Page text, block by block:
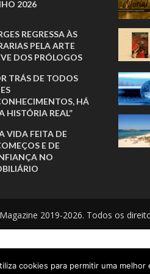
2026
REGRESSA ÀS
PELA ARTE
DOS PRÓLOGOS
TRÁS DE TODOS
HÁ
HISTÓRIA REAL”
VIDA FEITA DE
E DE
NO
2019-2026. Todos os
cookies para permitir uma